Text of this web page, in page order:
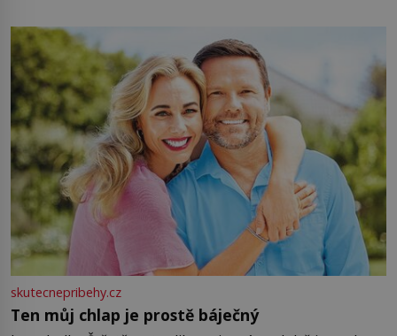
můžete obohatit své rituály a přinést do svého života
větší harmonii a klid. Je důležité
skutecnepribehy.cz
Ten můj chlap je prostě báječný